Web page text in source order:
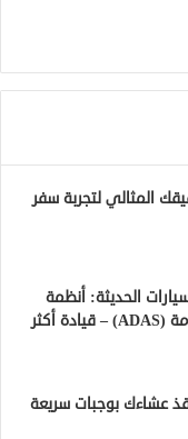
المثالي لتجربة سفر
الحديثة: أنظمة
مساعدة السائق المتقدمة (ADAS) – قيادة أكثر
أنقذ عشاءك بوجبات سريعة